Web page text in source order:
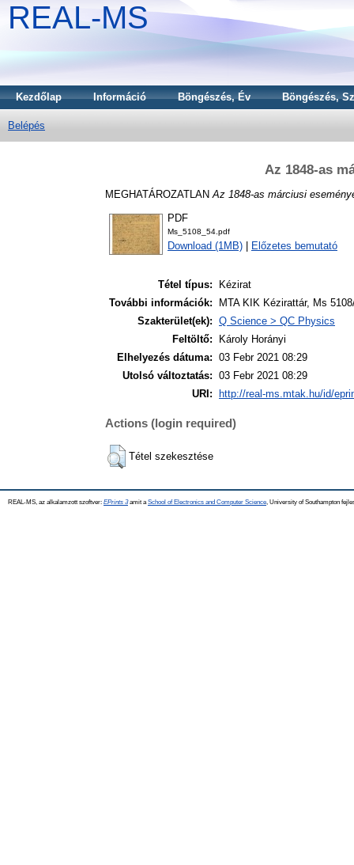
REAL-MS
Kezdőlap Információ Böngészés, Év Böngészés,
Belépés
Az 1848-as
MEGHATÁROZATLAN Az 1848-as márciusi
PDF
Ms_5108_54.pdf
Download (1MB) Előzetes bemutató
Tétel típus:
Kézirat
További információk:
MTA KIK Kézirattár, Ms
Szakterület(ek): Q Science > QC Physics
Feltöltő:
Károly Horányi
Elhelyezés dátuma: 03 Febr 2021 08:29
Utolsó változtatás: 03 Febr 2021 08:29
URI:
http://real-ms.mtak.hu/id/
Actions (login required)
Tétel szekesztése
REAL-MS, az alkalamzott szoftver: EPrints 3amit a School of Electronics and Computer Science , University of Southampton